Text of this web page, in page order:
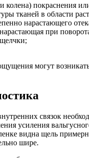
колена) покраснения
тканей в области
нарастающего
при
могут
связок
усиления
видна щель
шире.